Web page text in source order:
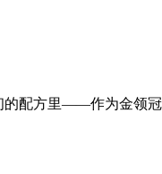
配方里——作为金领冠